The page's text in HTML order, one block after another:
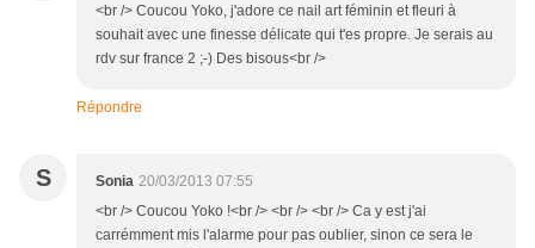
<br /> Coucou Yoko, j'adore ce nail art féminin et fleuri à
souhait avec une finesse délicate qui t'es propre. Je serais au
rdv sur france 2 ;-) Des bisous<br />
Répondre
S Sonia 20/03/2013 07:55
<br /> Coucou Yoko !<br /> <br /> <br /> Ca y est j'ai
carrémment mis l'alarme pour pas oublier, sinon ce sera le